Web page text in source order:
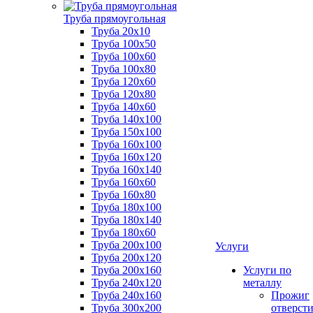
Труба прямоугольная
Труба 20x10
Труба 100x50
Труба 100x60
Труба 100x80
Труба 120x60
Труба 120x80
Труба 140x60
Труба 140x100
Труба 150x100
Труба 160x100
Труба 160x120
Труба 160x140
Труба 160x60
Труба 160x80
Труба 180x100
Труба 180x140
Труба 180x60
Труба 200x100
Труба 200x120
Труба 200x160
Труба 240x120
Труба 240x160
Труба 300x200
Услуги
Услуги по
металлу
Прожиг